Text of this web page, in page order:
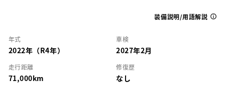
装備説明/用語解説
年式
2022年（R4年）
車検
2027年2月
走行距離
71,000km
修復歴
なし